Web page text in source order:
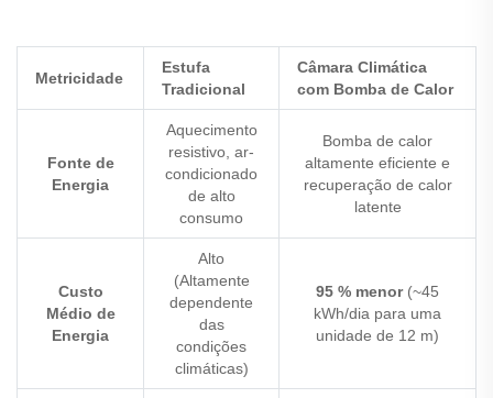
Metricidade
Estufa
Tradicional
Câmara Climática
com Bomba de Calor
Fonte de
Energia
Aquecimento
resistivo, ar-
condicionado
de alto
consumo
Bomba de calor
altamente eficiente e
recuperação de calor
latente
Custo
Médio de
Energia
Alto
(Altamente
dependente
das
condições
climáticas)
95 % menor (~45
kWh/dia para uma
unidade de 12 m)